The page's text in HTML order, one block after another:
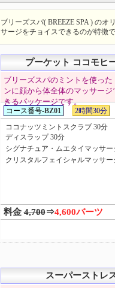
ブリーズスパ( BREEZE SPA ) の
サージをチョイスできるのが特徴
プーケット ココモヒ
ブリーズスパのミントを使っ
ンに顔から体全体のマッサー
きるパッケージです。
コース番号-BZ01
2時間30分
ココナッツミントスクラブ 30分
ディスラップ 30分
シグナチュア・ムエタイマッサー
クリスタルフェイシャルマッサー
料金4,700⇒4,600バーツ
スーパーストレ